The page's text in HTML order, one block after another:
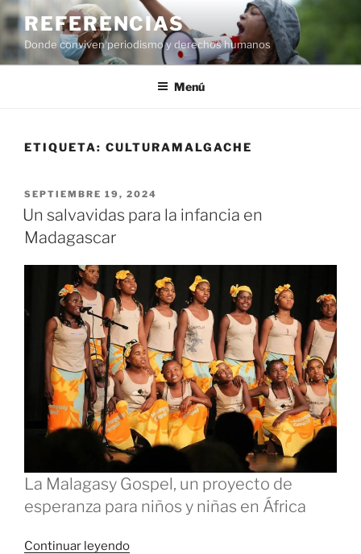
al
contenido
REFERENCIAS
Donde conviven periodismo y derechos humanos
Menú
ETIQUETA: CULTURAMALGACHE
PUBLICADO
EL
SEPTIEMBRE 19, 2024
Un salvavidas para la infancia en
Madagascar
La Malagasy Gospel, un proyecto de
esperanza para niños y niñas en África
Continuar leyendo«Un